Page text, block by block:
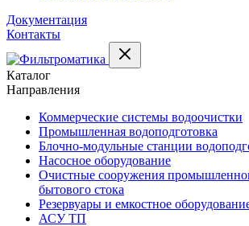
Документация
Контакты
Каталог
Направления
Коммерческие системы водоочистки
Промышленная водоподготовка
Блочно-модульные станции
Насосное оборудование
Очистные сооружения
бытового стока
Резервуары и емкостное
АСУ ТП